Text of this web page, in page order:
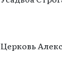
Церковь